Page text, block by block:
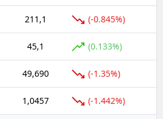
211,1 (-0.845%)
45,1 (0.133%)
49,690 (-1.35%)
1,0457 (-1.442%)